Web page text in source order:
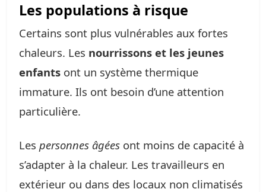
Les populations à risque
Certains sont plus vulnérables aux fortes
chaleurs. Les nourrissons et les jeunes
enfants ont un système thermique
immature. Ils ont besoin d’une attention
particulière.
Les personnes âgées ont moins de capacité à
s’adapter à la chaleur. Les travailleurs en
extérieur ou dans des locaux non climatisés